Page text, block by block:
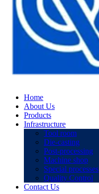
Home
About Us
Products
Infrastructure
Tool room
Die-casting
Post-processing
Machine shop
Special processes
Quality Control
Contact Us